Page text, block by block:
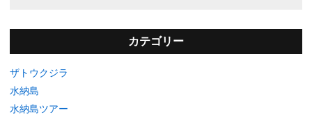
カテゴリー
ザトウクジラ
水納島
水納島ツアー